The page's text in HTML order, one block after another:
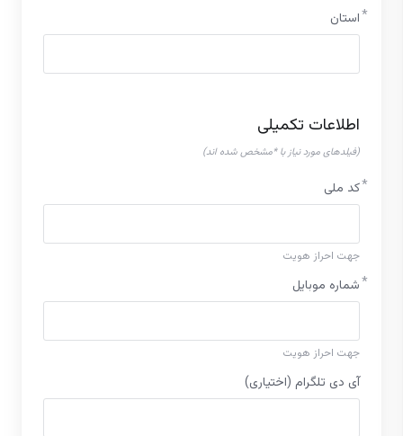
استان
اطلاعات تکمیلی
(فیلدهای مورد نیاز با *مشخص شده اند)
کد ملی
جهت احراز هویت
شماره موبایل
جهت احراز هویت
آی دی تلگرام (اختیاری)